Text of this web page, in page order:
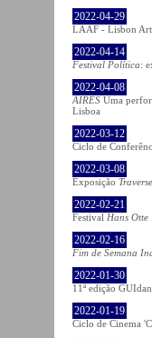
2022-04-29
LAAF - Lisbon Art
2022-04-14
Festival Política:
2022-04-08
AIRES Uma
Lisboa
2022-03-12
Ciclo de
2022-03-08
Exposição
2022-02-21
Festival Hans Otte
2022-02-16
Fim de Semana
2022-01-30
11ª edição
2022-01-19
Ciclo de Cinema